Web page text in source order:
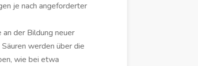
je nach angeforderter
der Bildung neuer
werden über die
wie bei etwa